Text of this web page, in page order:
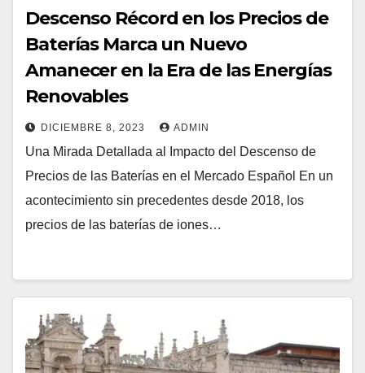
Descenso Récord en los Precios de
Baterías Marca un Nuevo
Amanecer en la Era de las Energías
Renovables
DICIEMBRE 8, 2023 ADMIN
Una Mirada Detallada al Impacto del Descenso de
Precios de las Baterías en el Mercado Español En un
acontecimiento sin precedentes desde 2018, los
precios de las baterías de iones…